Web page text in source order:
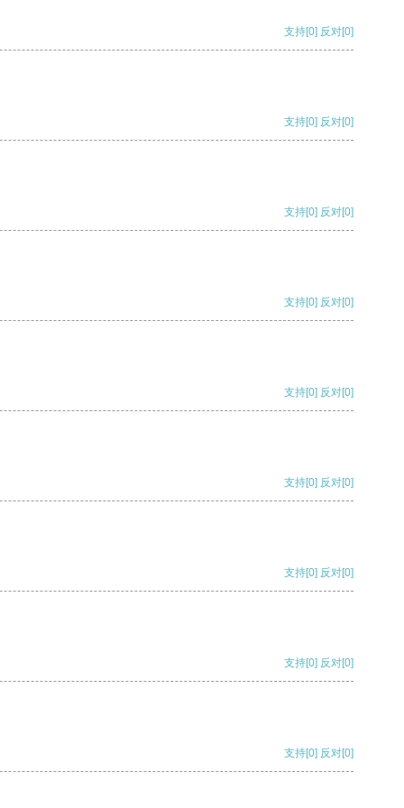
支持[0] 反对[0]
支持[0] 反对[0]
支持[0] 反对[0]
支持[0] 反对[0]
支持[0] 反对[0]
支持[0] 反对[0]
支持[0] 反对[0]
支持[0] 反对[0]
支持[0] 反对[0]